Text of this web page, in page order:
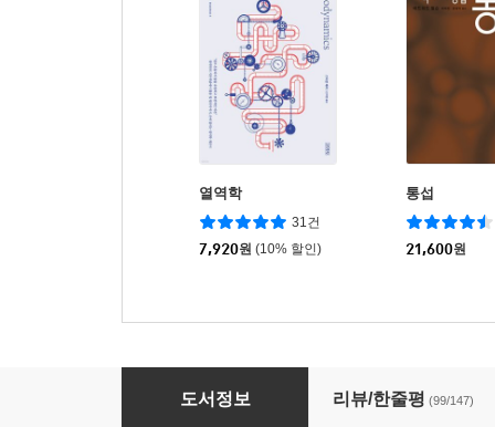
열역학
31건
7,920원 (10% 할인)
통섭
21,600원
시간은 흐르지 않는다
도서정보 리뷰/한줄평 (99/147)